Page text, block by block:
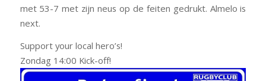
met 53-7 met zijn neus op de feiten gedrukt. Almelo is
next.
Support your local hero’s!
Zondag 14:00 Kick-off!